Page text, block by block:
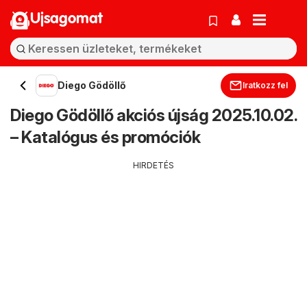
Ujsagomat
Diego Gödöllő Iratkozz fel
Diego Gödöllő akciós újság 2025.10.02.
– Katalógus és promóciók
HIRDETÉS